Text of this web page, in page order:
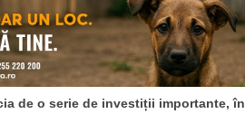
de o serie de investiții importante, în